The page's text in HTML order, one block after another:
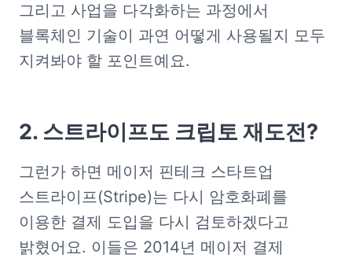
그리고 사업을 다각화하는 과정에서
블록체인 기술이 과연 어떻게 사용될지 모두
지켜봐야 할 포인트예요.
2. 스트라이프도 크립토 재도전?
그런가 하면 메이저 핀테크 스타트업
스트라이프(Stripe)는 다시 암호화폐를
이용한 결제 도입을 다시 검토하겠다고
밝혔어요. 이들은 2014년 메이저 결제